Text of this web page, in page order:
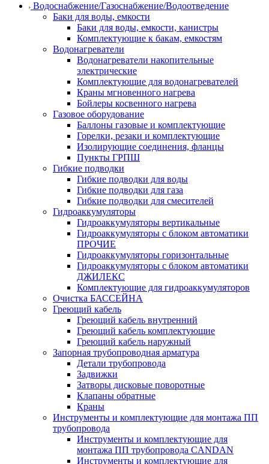
Водоснабжение/Газоснабжение/Водоотведение
Баки для воды, емкости
Баки для воды, емкости, канистры
Комплектующие к бакам, емкостям
Водонагреватели
Водонагреватели накопительные
электрические
Комплектующие для водонагревателей
Краны мгновенного нагрева
Бойлеры косвенного нагрева
Газовое оборудование
Баллоны газовые и комплектующие
Горелки, резаки и комплектующие
Изолирующие соединения, фланцы
Пункты ГРПШ
Гибкие подводки
Гибкие подводки для воды
Гибкие подводки для газа
Гибкие подводки для смесителей
Гидроаккумуляторы
Гидроаккумуляторы вертикальные
Гидроаккумуляторы с блоком автоматики
ПРОЧИЕ
Гидроаккумуляторы горизонтальные
Гидроаккумуляторы с блоком автоматики
ДЖИЛЕКС
Комплектующие для гидроаккумуляторов
Очистка БАССЕЙНА
Греющий кабель
Греющий кабель внутренний
Греющий кабель комплектующие
Греющий кабель наружный
Запорная трубопроводная арматура
Детали трубопровода
Задвижки
Затворы дисковые поворотные
Клапаны обратные
Краны
Инструменты и комплектующие для монтажа ПП
трубопровода
Инструменты и комплектующие для
монтажа ПП трубопровода CANDAN
Инструменты и комплектующие для